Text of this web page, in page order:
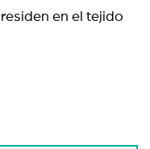
en el tejido